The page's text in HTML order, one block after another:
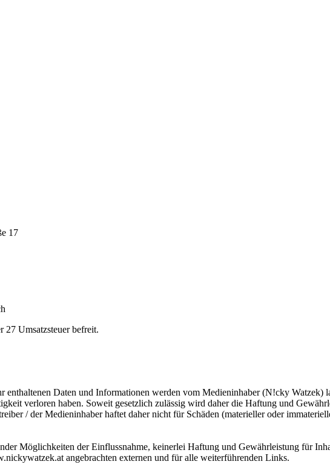
17
Umsatzsteuer befreit.
Daten und Informationen werden vom Medieninhaber (N!cky
verloren haben. Soweit gesetzlich zulässig wird daher die Haftung und
/ der Medieninhaber haftet daher nicht für Schäden (materieller oder
Möglichkeiten der Einflussnahme, keinerlei Haftung und Gewährleistung für
angebrachten externen und für alle weiterführenden Links.